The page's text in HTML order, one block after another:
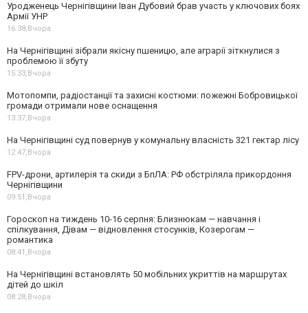
Уродженець Чернігівщини Іван Дубовий брав участь у ключових боях
Армії УНР
16:38, Вчора
На Чернігівщині зібрали якісну пшеницю, але аграрії зіткнулися з
проблемою її збуту
15:33, Вчора
Мотопомпи, радіостанції та захисні костюми: пожежні Бобровицької
громади отримали нове оснащення
13:37, Вчора
На Чернігівщині суд повернув у комунальну власність 321 гектар лісу
12:47, Вчора
FPV-дрони, артилерія та скиди з БпЛА: РФ обстріляла прикордоння
Чернігівщини
09:51, Вчора
Гороскоп на тиждень 10-16 серпня: Близнюкам — навчання і
спілкування, Дівам — відновлення стосунків, Козерогам —
романтика
08:41, Вчора
На Чернігівщині встановлять 50 мобільних укриттів на маршрутах
дітей до шкіл
08:28, Вчора